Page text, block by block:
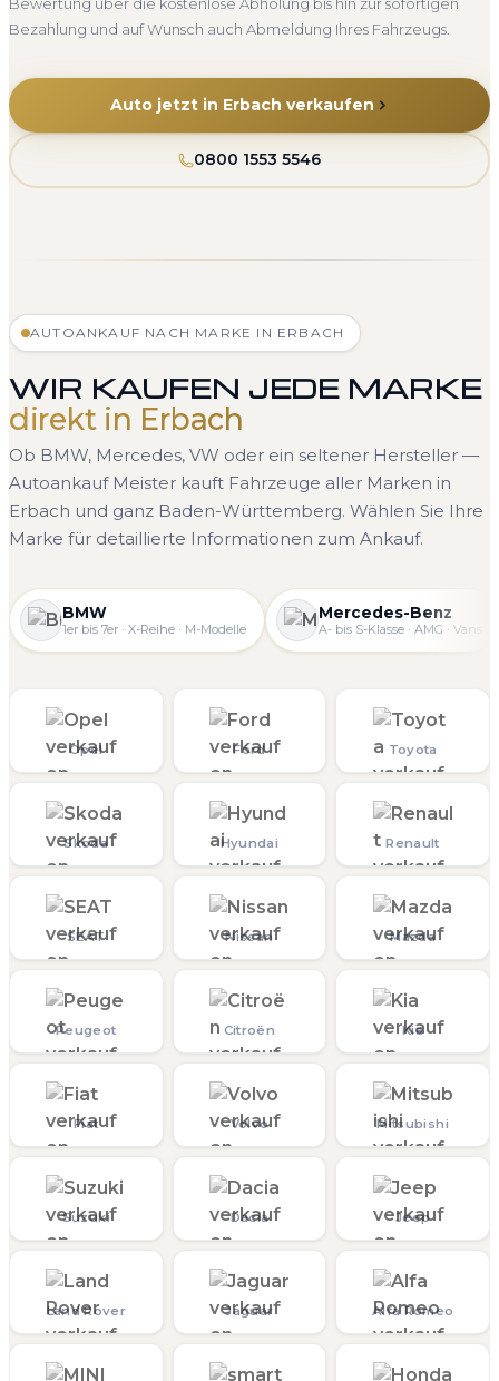
Bezahlung und auf Wunsch auch Abmeldung Ihres Fahrzeugs.
Auto jetzt in Erbach verkaufen
0800 1553 5546
AUTOANKAUF NACH MARKE IN ERBACH
WIR KAUFEN JEDE MARKE
direkt in Erbach
Ob BMW, Mercedes, VW oder ein seltener Hersteller —
Autoankauf Meister kauft Fahrzeuge aller Marken in
Erbach und ganz Baden-Württemberg. Wählen Sie Ihre
Marke für detaillierte Informationen zum Ankauf.
BMW
1er bis 7er · X-Reihe · M-Modelle
Mercedes-Benz
A- bis S-Klasse · AMG · Vans
Opel Ford Toyota
Skoda Hyundai Renault
SEAT Nissan Mazda
Peugeot Citroën Kia
Fiat Volvo Mitsubishi
Suzuki Dacia Jeep
Land Rover Jaguar Alfa Romeo